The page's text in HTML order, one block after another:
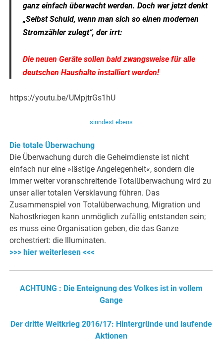
ganz einfach überwacht werden. Doch wer jetzt denkt
„Selbst Schuld, wenn man sich so einen modernen
Stromzähler zulegt“, der irrt:
Die neuen Geräte sollen bald zwangsweise für alle
deutschen Haushalte installiert werden!
https://youtu.be/UMpjtrGs1hU
sinndesLebens
Die totale Überwachung
Die Überwachung durch die Geheimdienste ist nicht
einfach nur eine »lästige Angelegenheit«, sondern die
immer weiter voranschreitende Totalüberwachung wird zu
unser aller totalen Versklavung führen. Das
Zusammenspiel von Totalüberwachung, Migration und
Nahostkriegen kann unmöglich zufällig entstanden sein;
es muss eine Organisation geben, die das Ganze
orchestriert: die Illuminaten.
>>> hier weiterlesen <<<
ACHTUNG : Die Enteignung des Volkes ist in vollem
Gange
Der dritte Weltkrieg 2016/17: Hintergründe und laufende
Aktionen